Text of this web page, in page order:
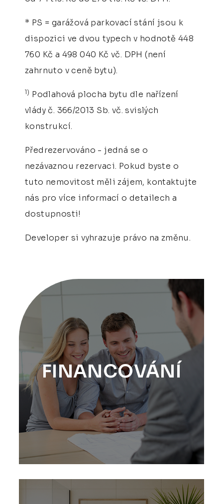
* PS = garážová parkovací stání jsou k
dispozici ve dvou typech v hodnotě 448
760 Kč a 498 040 Kč vč. DPH (není
zahrnuto v ceně bytu).
1) Podlahová plocha bytu dle nařízení
vlády č. 366/2013 Sb. vč. svislých
konstrukcí.
Předrezervováno - jedná se o
nezávaznou rezervaci. Pokud byste o
tuto nemovitost měli zájem, kontaktujte
nás pro více informací o detailech a
dostupnosti!
Developer si vyhrazuje právo na změnu.
FINANCOVÁNÍ